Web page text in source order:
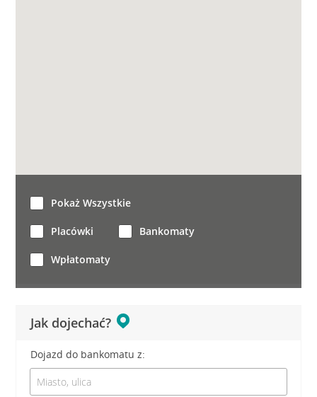
Jak dojechać?
Dojazd do bankomatu z:
Pokaż Wszystkie
Placówki Bankomaty
Wpłatomaty